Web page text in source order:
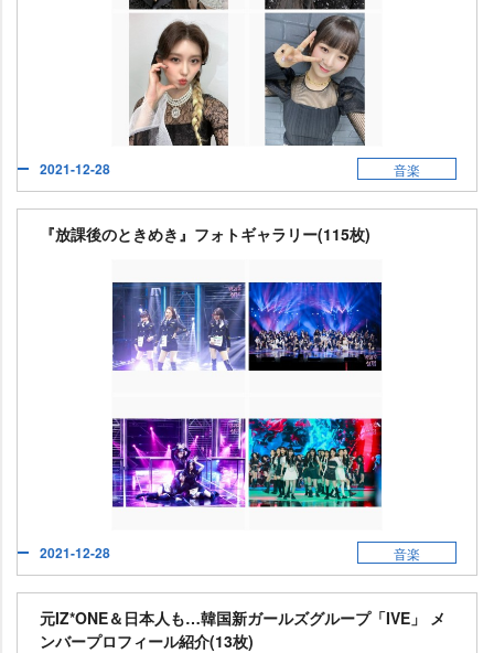
2021-12-28 音楽
『放課後のときめき』フォトギャラリー(115枚)
2021-12-28 音楽
元IZ*ONE＆日本人も…韓国新ガールズグループ「IVE」 メ
ンバープロフィール紹介(13枚)